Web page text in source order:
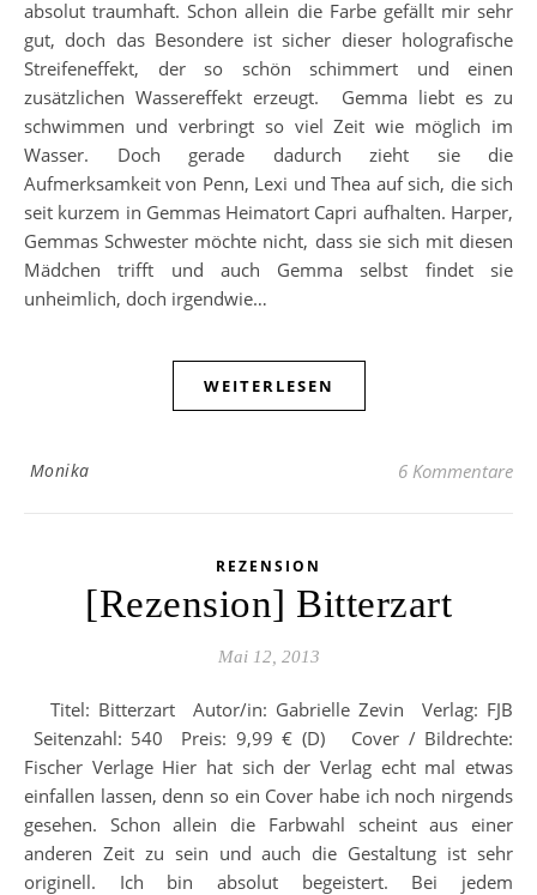
absolut traumhaft. Schon allein die Farbe gefällt mir sehr
gut, doch das Besondere ist sicher dieser holografische
Streifeneffekt, der so schön schimmert und einen
zusätzlichen Wassereffekt erzeugt. Gemma liebt es zu
schwimmen und verbringt so viel Zeit wie möglich im
Wasser. Doch gerade dadurch zieht sie die
Aufmerksamkeit von Penn, Lexi und Thea auf sich, die sich
seit kurzem in Gemmas Heimatort Capri aufhalten. Harper,
Gemmas Schwester möchte nicht, dass sie sich mit diesen
Mädchen trifft und auch Gemma selbst findet sie
unheimlich, doch irgendwie…
WEITERLESEN
Monika 6 Kommentare
REZENSION
[Rezension] Bitterzart
Mai 12, 2013
Titel: Bitterzart Autor/in: Gabrielle Zevin Verlag: FJB
Seitenzahl: 540 Preis: 9,99 € (D) Cover / Bildrechte:
Fischer Verlage Hier hat sich der Verlag echt mal etwas
einfallen lassen, denn so ein Cover habe ich noch nirgends
gesehen. Schon allein die Farbwahl scheint aus einer
anderen Zeit zu sein und auch die Gestaltung ist sehr
originell. Ich bin absolut begeistert. Bei jedem